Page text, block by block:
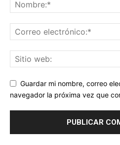
Guardar mi nombre, correo
navegador la próxima vez que